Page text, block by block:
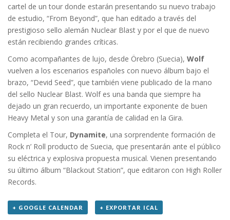
cartel de un tour donde estarán presentando su nuevo trabajo
de estudio, “From Beyond”, que han editado a través del
prestigioso sello alemán Nuclear Blast y por el que de nuevo
están recibiendo grandes críticas.
Como acompañantes de lujo, desde Örebro (Suecia), Wolf
vuelven a los escenarios españoles con nuevo álbum bajo el
brazo, “Devid Seed”, que también viene publicado de la mano
del sello Nuclear Blast. Wolf es una banda que siempre ha
dejado un gran recuerdo, un importante exponente de buen
Heavy Metal y son una garantía de calidad en la Gira.
Completa el Tour, Dynamite, una sorprendente formación de
Rock n’ Roll producto de Suecia, que presentarán ante el público
su eléctrica y explosiva propuesta musical. Vienen presentando
su último álbum “Blackout Station”, que editaron con High Roller
Records.
+ GOOGLE CALENDAR + EXPORTAR ICAL